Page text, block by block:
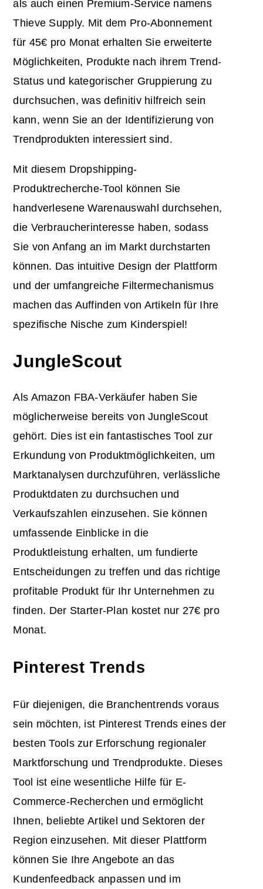
als auch einen Premium-Service namens
Thieve Supply. Mit dem Pro-Abonnement
für 45€ pro Monat erhalten Sie erweiterte
Möglichkeiten, Produkte nach ihrem Trend-
Status und kategorischer Gruppierung zu
durchsuchen, was definitiv hilfreich sein
kann, wenn Sie an der Identifizierung von
Trendprodukten interessiert sind.
Mit diesem Dropshipping-
Produktrecherche-Tool können Sie
handverlesene Warenauswahl durchsehen,
die Verbraucherinteresse haben, sodass
Sie von Anfang an im Markt durchstarten
können. Das intuitive Design der Plattform
und der umfangreiche Filtermechanismus
machen das Auffinden von Artikeln für Ihre
spezifische Nische zum Kinderspiel!
JungleScout
Als Amazon FBA-Verkäufer haben Sie
möglicherweise bereits von JungleScout
gehört. Dies ist ein fantastisches Tool zur
Erkundung von Produktmöglichkeiten, um
Marktanalysen durchzuführen, verlässliche
Produktdaten zu durchsuchen und
Verkaufszahlen einzusehen. Sie können
umfassende Einblicke in die
Produktleistung erhalten, um fundierte
Entscheidungen zu treffen und das richtige
profitable Produkt für Ihr Unternehmen zu
finden. Der Starter-Plan kostet nur 27€ pro
Monat.
Pinterest Trends
Für diejenigen, die Branchentrends voraus
sein möchten, ist Pinterest Trends eines der
besten Tools zur Erforschung regionaler
Marktforschung und Trendprodukte. Dieses
Tool ist eine wesentliche Hilfe für E-
Commerce-Recherchen und ermöglicht
Ihnen, beliebte Artikel und Sektoren der
Region einzusehen. Mit dieser Plattform
können Sie Ihre Angebote an das
Kundenfeedback anpassen und im